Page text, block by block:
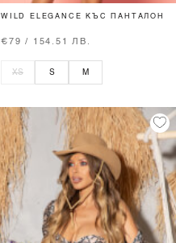
WILD ELEGANCE КЪС ПАНТАЛОН
€79 / 154.51 ЛВ.
XS S M